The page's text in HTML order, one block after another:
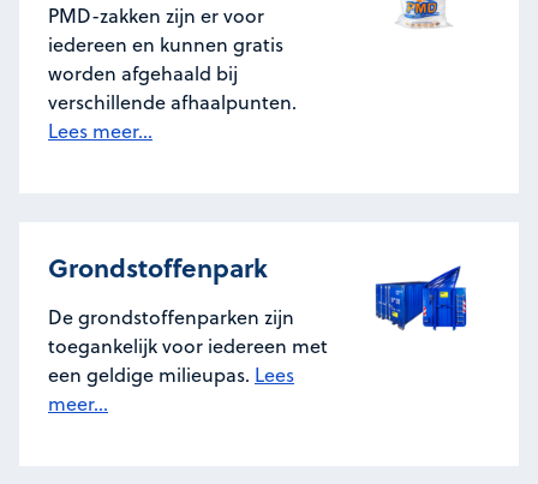
PMD-zakken zijn er voor
iedereen en kunnen gratis
worden afgehaald bij
verschillende afhaalpunten.
Lees meer...
Grondstoffenpark
De grondstoffenparken zijn
toegankelijk voor iedereen met
een geldige milieupas. Lees
meer...